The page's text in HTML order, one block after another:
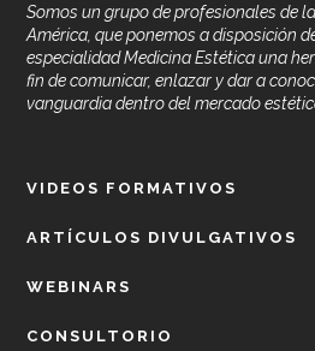
Somos un grupo de profesionales de
América, que ponemos a disposición
especialidad Medicina Estética una
fin de comunicar, enlazar y dar a
vanguardia dentro del mercado
VIDEOS FORMATIVOS
ARTÍCULOS DIVULGATIVOS
WEBINARS
CONSULTORIO